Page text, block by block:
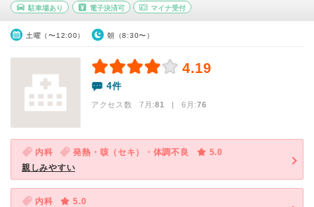
駐車場あり 電子決済可 マイナ受付
土曜（〜12:00） 朝（8:30〜）
4.19
4件
アクセス数 7月:81 | 6月:76
内科 発熱・咳（セキ）・体調不良
5.0
親しみやすい
内科
5.0